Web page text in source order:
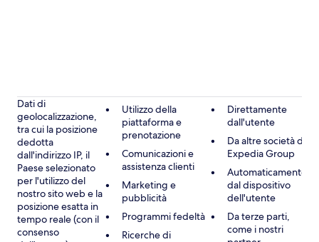
Dati di
geolocalizzazione,
tra cui la posizione
dedotta
dall'indirizzo IP, il
Paese selezionato
per l'utilizzo del
nostro sito web e la
posizione esatta in
tempo reale (con il
consenso
Utilizzo della
piattaforma e
prenotazione
Comunicazioni e
assistenza clienti
Marketing e
pubblicità
Programmi fedeltà
Ricerche di
Direttamente
dall'utente
Da altre società di
Expedia Group
Automaticamente
dal dispositivo
dell'utente
Da terze parti,
come i nostri